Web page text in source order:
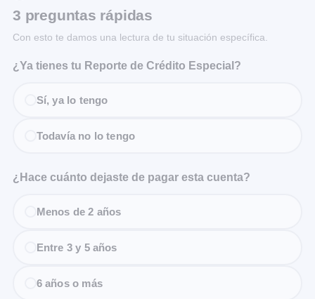
3 preguntas rápidas
Con esto te damos una lectura de tu situación específica.
¿Ya tienes tu Reporte de Crédito Especial?
Sí, ya lo tengo
Todavía no lo tengo
¿Hace cuánto dejaste de pagar esta cuenta?
Menos de 2 años
Entre 3 y 5 años
6 años o más